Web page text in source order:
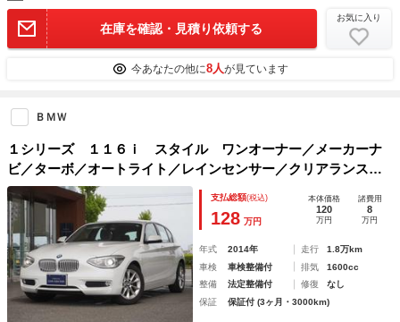
在庫を確認・見積り依頼する
お気に入り
今あなたの他に8人が見ています
ＢＭＷ
１シリーズ １１６ｉ スタイル ワンオーナー／メーカーナ
ビ／ターボ／オートライト／レインセンサー／クリアランスソ
ナー／ＨＩＤヘッドライト／保証書／記録簿／バックカメラ／
プッシュスタート
支払総額(税込)
128 万円
本体価格
120
万円
諸費用
8
万円
年式 2014年 走行
1.8万km
車検
車検整備付 排気
1600cc
整備
法定整備付 修復
なし
保証
保証付 (3ヶ月・3000km)